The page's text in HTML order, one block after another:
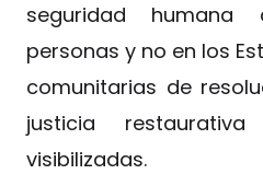
seguridad
personas y no en los
comunitarias de
justicia
visibilizadas.